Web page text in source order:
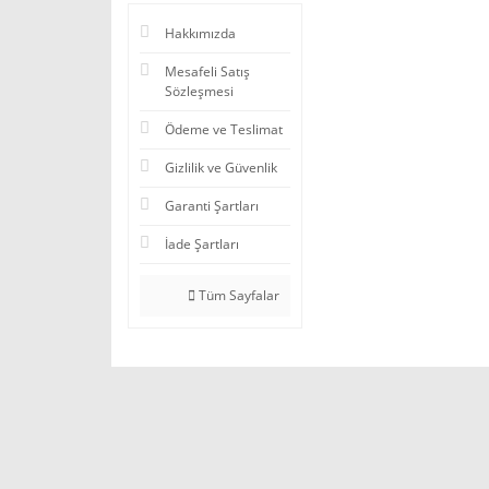
Hakkımızda
Mesafeli Satış
Sözleşmesi
Ödeme ve Teslimat
Gizlilik ve Güvenlik
Garanti Şartları
İade Şartları
Tüm Sayfalar